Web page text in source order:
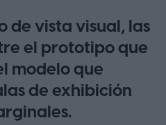
de vista visual, las
el prototipo que
modelo que
de exhibición